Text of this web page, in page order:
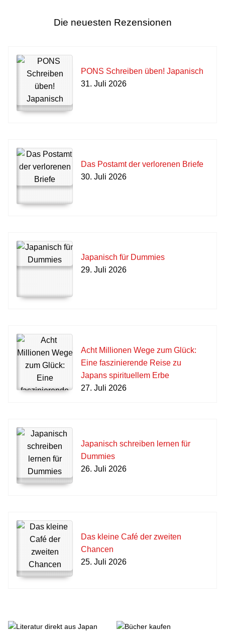
Die neuesten Rezensionen
PONS Schreiben üben! Japanisch
31. Juli 2026
Das Postamt der verlorenen Briefe
30. Juli 2026
Japanisch für Dummies
29. Juli 2026
Acht Millionen Wege zum Glück:
Eine faszinierende Reise zu
Japans spirituellem Erbe
27. Juli 2026
Japanisch schreiben lernen für
Dummies
26. Juli 2026
Das kleine Café der zweiten
Chancen
25. Juli 2026